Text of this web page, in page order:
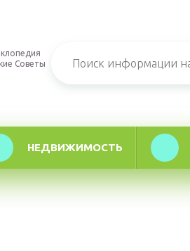
Советы
НЕДВИЖИМОСТЬ